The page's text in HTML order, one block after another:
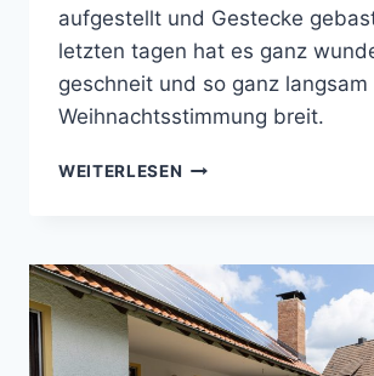
aufgestellt und Gestecke
letzten tagen hat es ganz
geschneit und so ganz
Weihnachtsstimmung breit.
WEITERLESEN WEIHNACHTEN
FÜR
EUCH